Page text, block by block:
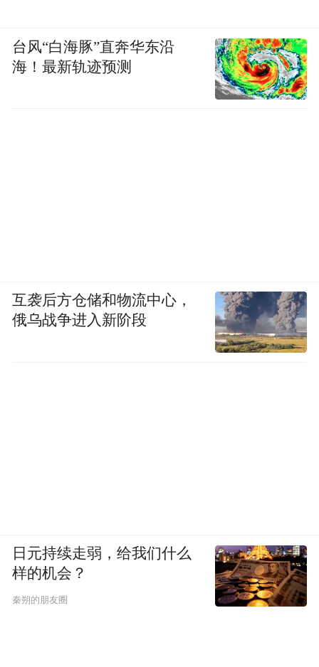
台风“白海豚”直奔华东沿
海！最新轨迹预测
互袭后方仓储和物流中心，
俄乌战争进入新阶段
日元持续走弱，给我们什么
样的机会？
秦朔的朋友圈